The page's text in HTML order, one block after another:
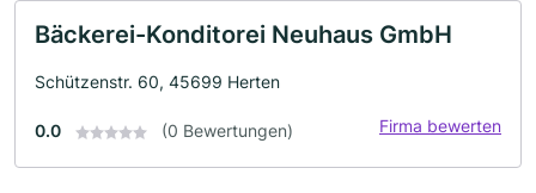
Bäckerei-Konditorei Neuhaus GmbH
Schützenstr. 60, 45699 Herten
0.0 (0 Bewertungen) Firma bewerten